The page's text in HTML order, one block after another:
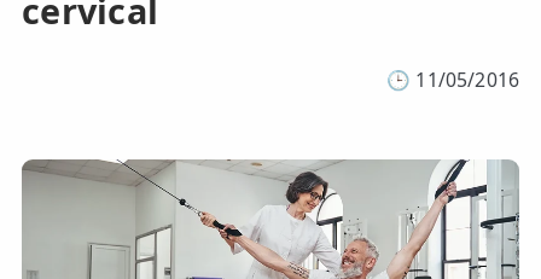
cervical
🕒 11/05/2016